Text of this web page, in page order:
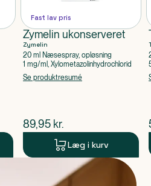
Fast lav pris
Zymelin ukonserveret
Zymelin
20 ml Næsespray, opløsning
1 mg/ml, Xylometazolinhydrochlorid
Se produktresumé
$nuværende pris
89,95 kr.
Læg i kurv